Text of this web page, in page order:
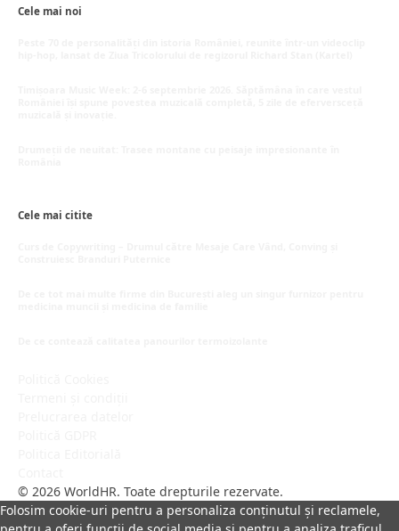
Cele mai noi
Cele mai citite
© 2026 WorldHR. Toate drepturile rezervate.
Folosim cookie-uri pentru a personaliza conținutul și reclamele,